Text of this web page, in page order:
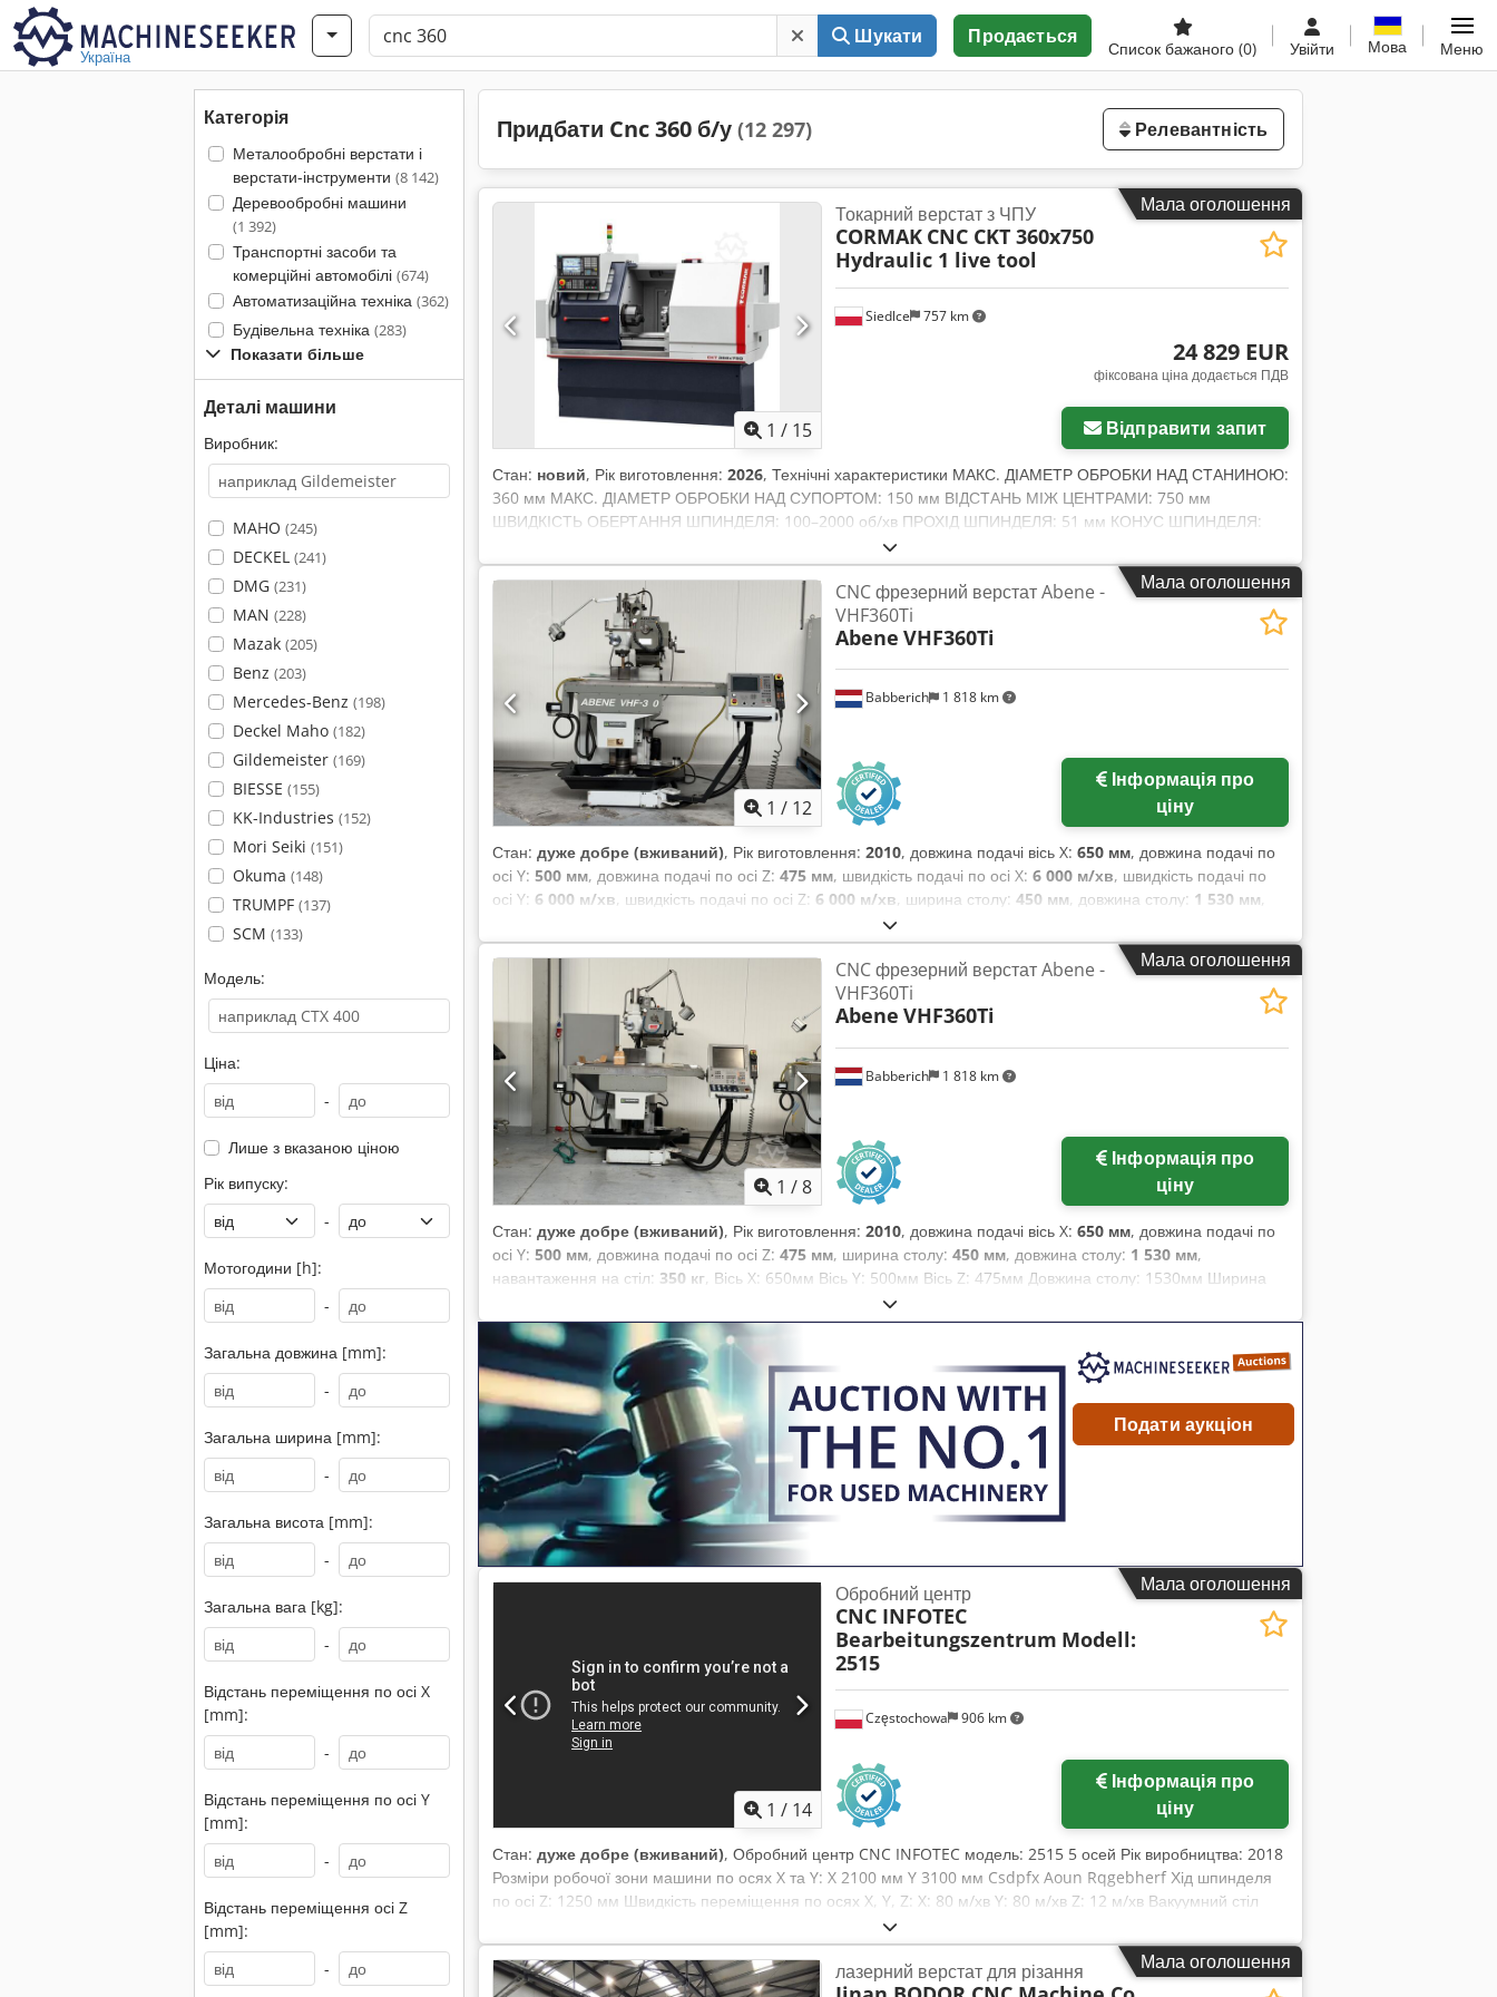
Україна
Шукати Продається
Список бажаного (0) Увійти Мова Меню
Категорія
Металообробні верстати і
верстати-інструменти (8 142)
Деревообробні машини
(1 392)
Транспортні засоби та
комерційні автомобілі (674)
Автоматизаційна техніка (362)
Будівельна техніка (283)
Показати більше
Деталі машини
Виробник:
MAHO (245)
DECKEL (241)
DMG (231)
MAN (228)
Mazak (205)
Benz (203)
Mercedes-Benz (198)
Deckel Maho (182)
Gildemeister (169)
BIESSE (155)
KK-Industries (152)
Mori Seiki (151)
Okuma (148)
TRUMPF (137)
SCM (133)
Модель:
Ціна:
-
Лише з вказаною ціною
Рік випуску:
-
Мотогодини [h]:
-
Загальна довжина [mm]:
-
Загальна ширина [mm]:
-
Загальна висота [mm]:
-
Загальна вага [kg]:
-
Відстань переміщення по осі X
[mm]:
-
Відстань переміщення по осі Y
[mm]:
-
Відстань переміщення осі Z
[mm]:
-
Придбати Cnc 360 б/у (12 297) Релевантність
Мала оголошення
1 / 15
Siedlce 757 km
Токарний верстат з ЧПУ
CORMAK CNC CKT 360x750
Hydraulic 1 live tool
24 829 EUR
фіксована ціна додається ПДВ
Відправити запит
Стан: новий, Рік виготовлення: 2026, Технічні характеристики МАКС. ДІАМЕТР ОБРОБКИ НАД СТАНИНОЮ:
360 мм МАКС. ДІАМЕТР ОБРОБКИ НАД СУПОРТОМ: 150 мм ВІДСТАНЬ МІЖ ЦЕНТРАМИ: 750 мм
ШВИДКІСТЬ ОБЕРТАННЯ ШПИНДЕЛЯ: 100–2000 об/хв ПРОХІД ШПИНДЕЛЯ: 51 мм КОНУС ШПИНДЕЛЯ:
MT5 КІЛЬКІСТЬ ІНСТРУМЕНТІВ: 8 РОЗМІР ІНСТРУМЕНТІВ: 20x20 мм Csdpfx Abjizw E Aeherf КОНУС
ЗАДНЬОЇ БАБКИ: MT3 МАКС. ХІД ЗАДНЬОЇ БАБКИ: 100 мм ПОТУЖНІСТЬ ДВИГУНА: 5,5 кВт ГАБАРИТИ:
1815 x 1300 x 1600 мм ВЛАСНА ВАГА: 1300 кг Доступне обладнання: - система управління SINUMERIK
808D (українською/польською мовою) - серводвигуни SIEMENS - 1 приводний інструмент - гідравлічний 3-
кулачковий токарний патрон - 8-позиційна револьверна головка - комплект м'яких кулачків - гідравлічна
задня бабка - система охолодження - система автоматичного змащення коробки передач та напрямних -
галогенове освітлення 24V - технічна документація (українською/польською мовою) - сертифікат
відповідності CE Вказана ціна є NETTO. Ціна не включає вартість транспортування. Для отримання
додаткової інформації, будь ласка, звертайтеся за телефоном або електронною поштою. Запрошуємо
ознайомитись з пропозицією на нашому веб-сайті.
Мала оголошення
1 / 12
Babberich 1 818 km
CNC фрезерний верстат Abene -
VHF360Ti
Abene VHF360Ti
ціну
Стан: дуже добре (вживаний), Рік виготовлення: 2010, довжина подачі вісь X: 650 мм, довжина подачі по
осі Y: 500 мм, довжина подачі по осі Z: 475 мм, швидкість подачі по осі X: 6 000 м/хв, швидкість подачі по
осі Y: 6 000 м/хв, швидкість подачі по осі Z: 6 000 м/хв, ширина столу: 450 мм, довжина столу: 1 530 мм,
Вісь X: 650мм Вісь Y: 500мм Crsdextmqtjpfx Abhjf Вісь Z: 475мм Довжина столу: 1530мм Ширина столу:
450мм Макс. навантаження на стіл: 350кг Швидкість шпинделя: 55 - 4000 об/хв Подача по осі X: 6000мм/хв
Подача по осі Y: 6000мм/хв Подача по осі Z: 3000мм/хв Довжина: 2300мм Ширина: 2550мм Висота:
2200мм Вага: 2850кг Будь ласка, зверніть увагу: Інформація на цій сторінці зібрана нами згідно з нашими
найкращими знаннями, а також, наскільки це можливо, від виробника. Дані надаються сумлінно, проте їх
точність не гарантується. Відповідно, вони не є представництвом чи договірними умовами. Рекомендуємо
перевіряти всі важливі деталі.
Мала оголошення
1 /8
Babberich 1 818 km
CNC фрезерний верстат Abene -
VHF360Ti
Abene VHF360Ti
ціну
Стан: дуже добре (вживаний), Рік виготовлення: 2010, довжина подачі вісь X: 650 мм, довжина подачі по
осі Y: 500 мм, довжина подачі по осі Z: 475 мм, ширина столу: 450 мм, довжина столу: 1 530 мм,
навантаження на стіл: 350 кг, Вісь X: 650мм Вісь Y: 500мм Вісь Z: 475мм Довжина столу: 1530мм Ширина
столу: 450мм Макс. навантаження на стіл: 350кг Швидкість шпинделя: 55 - 4000 об/хв Подача по осі X:
6000мм/хв Подача по осі Y: 6000мм/хв Cjdpfx Ajxtbkusbhorf Подача по осі Z: 3000мм/хв Довжина: 2300мм
Ширина: 2550мм Висота: 2200мм Вага: 2850кг Будь ласка, зверніть увагу: Інформація на цій сторінці
зібрана нами згідно з нашими найкращими знаннями, а також, наскільки це можливо, від виробника. Дані
надаються сумлінно, проте їх точність не гарантується. Відповідно, вони не є представництвом чи
договірними умовами. Рекомендуємо перевіряти всі важливі деталі.
Подати аукціон
Мала оголошення
1 / 14
Częstochowa 906 km
Обробний центр
CNC INFOTEC
Bearbeitungszentrum Modell:
2515
ціну
Стан: дуже добре (вживаний), Обробний центр CNC INFOTEC модель: 2515 5 осей Рік виробництва: 2018
Розміри робочої зони машини по осях X та Y: X 2100 мм Y 3100 мм Csdpfx Aoun Rqgebherf Хід шпинделя
по осі Z: 1250 мм Швидкість переміщення по осях X, Y, Z: X: 80 м/хв Y: 80 м/хв Z: 12 м/хв Вакуумний стіл
Насос BECKER Шпиндель HITECO з кріпленням стандарту HSK 63F
Мала оголошення
лазерний верстат для різання